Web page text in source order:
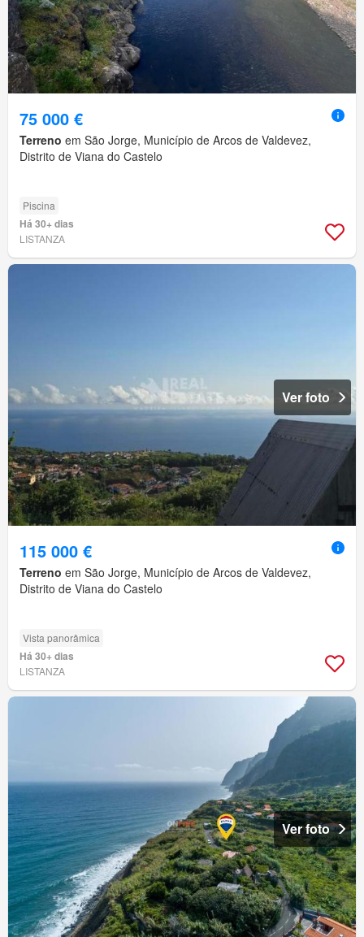
75 000 €
Terreno em São Jorge, Município de Arcos de Valdevez,
Distrito de Viana do Castelo
Piscina
Há 30+ dias
LISTANZA
Ver foto
115 000 €
Terreno em São Jorge, Município de Arcos de Valdevez,
Distrito de Viana do Castelo
Vista panorâmica
Há 30+ dias
LISTANZA
Ver foto